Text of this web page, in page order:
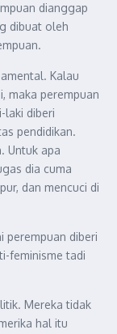
dianggap
dibuat oleh
Kalau
maka perempuan
laki diberi
pendidikan.
Untuk apa
dia cuma
dan mencuci di
perempuan diberi
feminisme tadi
Mereka tidak
hal itu